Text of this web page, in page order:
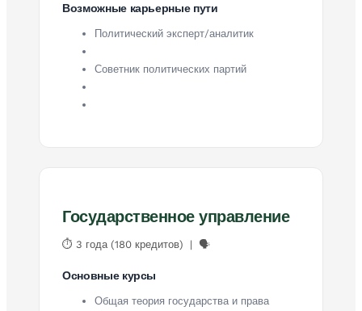
Возможные карьерные пути
Политический эксперт/аналитик
Советник политических партий
Государственное управление
⏱ 3 года (180 кредитов) | 🗣
Основные курсы
Общая теория государства и права